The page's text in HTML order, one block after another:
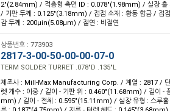
2"(2.84mm) / 적층형 측면 ID : 0.078"(1.98mm) / 실장
/ 기판 두께 : 0.125"(3.18mm) / 접점 소재 : 황동 합금 / 접
감 두께 : 200µin(5.08µm) / 절연 : 비절연
상품번호 : 773903
2817-3-00-50-00-00-07-0
TERM SOLDER TURRET .078"D .135"L
제조사 : Mill-Max Manufacturing Corp. / 계열 : 2817 / 단
렛 개수 : 이중 / 길이 - 기판 위 : 0.460"(11.68mm) / 길이 -
mm) / 길이 - 전체 : 0.595"(15.11mm) / 실장 유형 : 스루홀